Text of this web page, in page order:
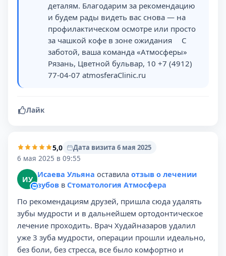
деталям. Благодарим за рекомендацию
и будем рады видеть вас снова — на
профилактическом осмотре или просто
за чашкой кофе в зоне ожидания ⠀ С
заботой, ваша команда «Атмосферы»
Рязань, Цветной бульвар, 10 +7 (4912)
77-04-07 atmosferaClinic.ru
Лайк
5,0
Дата визита 6 мая 2025
6 мая 2025 в 09:55
ИУ Исаева Ульяна оставила отзыв о лечении
зубов в Стоматология Атмосфера
По рекомендациям друзей, пришла сюда удалять
зубы мудрости и в дальнейшем ортодонтическое
лечение проходить. Врач Худайназаров удалил
уже 3 зуба мудрости, операции прошли идеально,
без боли, без стресса, все было комфортно и